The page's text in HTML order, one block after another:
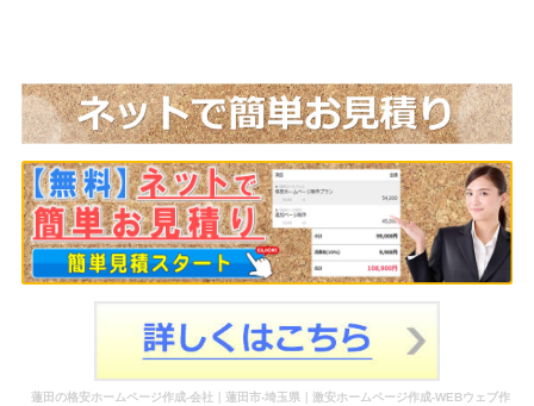
蓮田の格安ホームページ作成-会社｜蓮田市-埼玉県｜激安ホームページ作成-WEBウェブ作